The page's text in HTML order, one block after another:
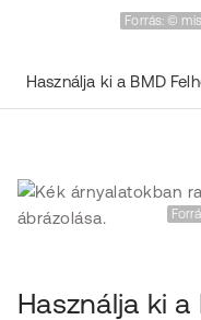
Forrás: ©
Használja ki a BMD
Használja ki